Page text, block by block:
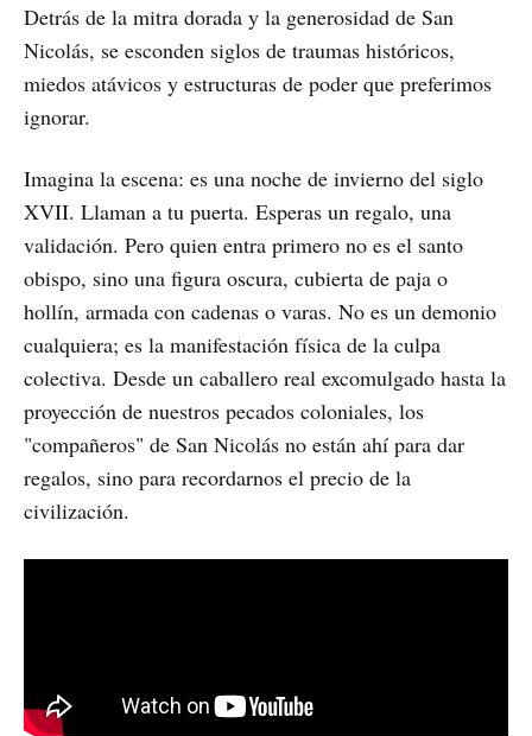
Detrás de la mitra dorada y la generosidad de San
Nicolás, se esconden siglos de traumas históricos,
miedos atávicos y estructuras de poder que preferimos
ignorar.
Imagina la escena: es una noche de invierno del siglo
XVII. Llaman a tu puerta. Esperas un regalo, una
validación. Pero quien entra primero no es el santo
obispo, sino una figura oscura, cubierta de paja o
hollín, armada con cadenas o varas. No es un demonio
cualquiera; es la manifestación física de la culpa
colectiva. Desde un caballero real excomulgado hasta la
proyección de nuestros pecados coloniales, los
"compañeros" de San Nicolás no están ahí para dar
regalos, sino para recordarnos el precio de la
civilización.